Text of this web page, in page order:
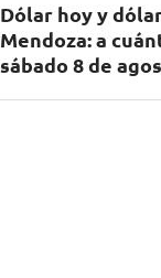
Dólar hoy y
Mendoza: a
sábado 8 de